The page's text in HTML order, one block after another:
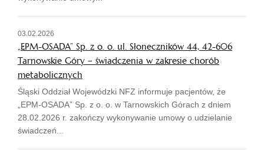
03.02.2026
„EPM-OSADA” Sp. z o. o. ul. Słoneczników 44, 42-606
Tarnowskie Góry – świadczenia w zakresie chorób
metabolicznych
Śląski Oddział Wojewódzki NFZ informuje pacjentów, że
„EPM-OSADA” Sp. z o. o. w Tarnowskich Górach z dniem
28.02.2026 r. zakończy wykonywanie umowy o udzielanie
świadczeń...